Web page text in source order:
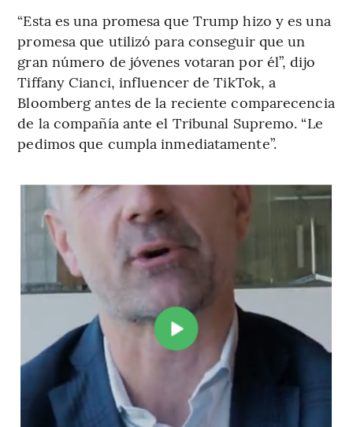
“Esta es una promesa que Trump hizo y es una
promesa que utilizó para conseguir que un
gran número de jóvenes votaran por él”, dijo
Tiffany Cianci, influencer de TikTok, a
Bloomberg antes de la reciente comparecencia
de la compañía ante el Tribunal Supremo. “Le
pedimos que cumpla inmediatamente”.